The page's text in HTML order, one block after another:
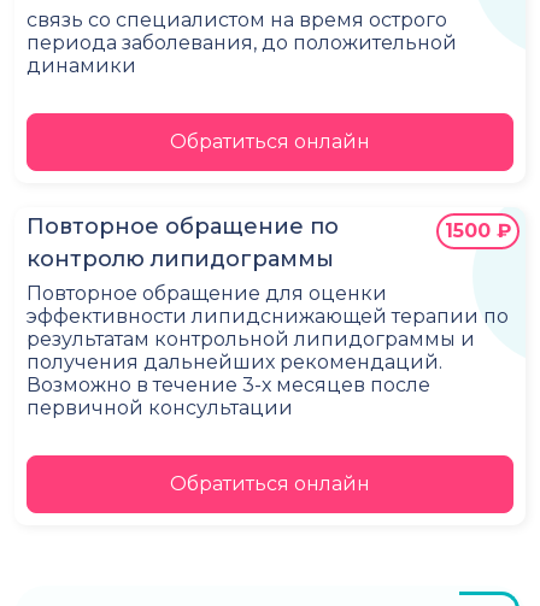
связь со специалистом на время острого
периода заболевания, до положительной
динамики
Обратиться онлайн
Повторное обращение по
контролю липидограммы
Повторное обращение для оценки
эффективности липидснижающей терапии по
результатам контрольной липидограммы и
получения дальнейших рекомендаций.
Возможно в течение 3-х месяцев после
первичной консультации
1500 ₽
Обратиться онлайн